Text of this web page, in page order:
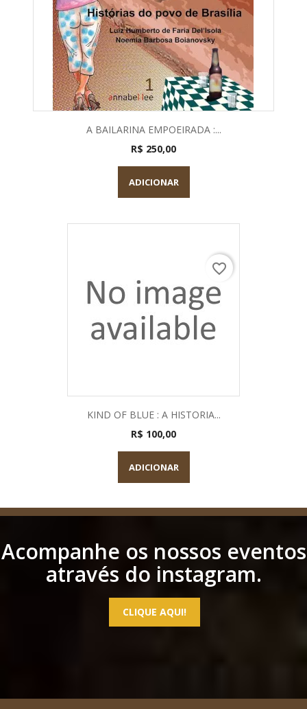
A BAILARINA EMPOEIRADA :...
R$ 250,00
ADICIONAR
KIND OF BLUE : A HISTORIA...
R$ 100,00
ADICIONAR
favorite_border
Acompanhe os nossos eventos
através do instagram.
CLIQUE AQUI!